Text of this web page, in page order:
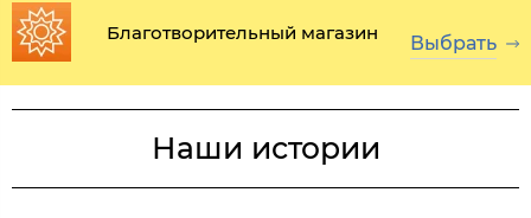
Благотворительный магазин Выбрать
Наши истории